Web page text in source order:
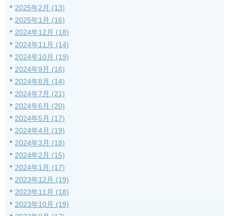
2025年2月 (13)
2025年1月 (16)
2024年12月 (18)
2024年11月 (14)
2024年10月 (19)
2024年9月 (16)
2024年8月 (14)
2024年7月 (21)
2024年6月 (20)
2024年5月 (17)
2024年4月 (19)
2024年3月 (18)
2024年2月 (15)
2024年1月 (17)
2023年12月 (19)
2023年11月 (18)
2023年10月 (19)